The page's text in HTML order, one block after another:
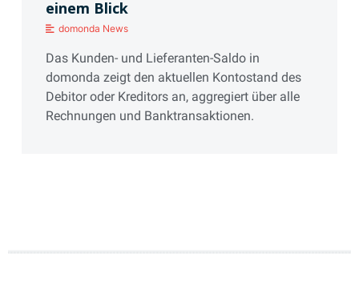
einem Blick
domonda News
Das Kunden- und Lieferanten-Saldo in
domonda zeigt den aktuellen Kontostand des
Debitor oder Kreditors an, aggregiert über alle
Rechnungen und Banktransaktionen.